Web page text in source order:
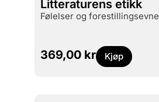
Litteraturens etikk
følelser og forestillingsevne
369,00 kr Kjøp